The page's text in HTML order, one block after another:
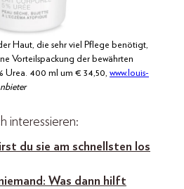
Haut, die sehr viel Pflege benötigt,
Vorteilspackung der bewährten
Urea. 400 ml um € 34,50, www.louis-
interessieren:
du sie am schnellsten los
Was dann hilft